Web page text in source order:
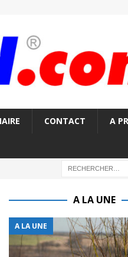
CONTACT A
A LA UNE
A LA UNE